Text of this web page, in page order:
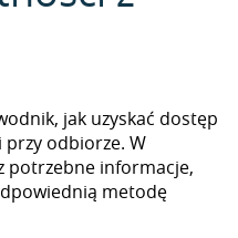
jak uzyskać dostęp
przy odbiorze. W
potrzebne informacje,
metodę